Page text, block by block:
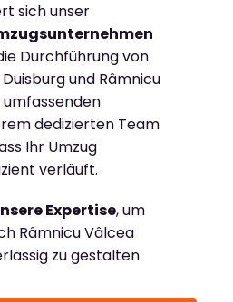
sich unser
Durchführung von
und Râmnicu
dedizierten Team
Ihr Umzug
verläuft.
Expertise, um
Râmnicu Vâlcea
zu gestalten